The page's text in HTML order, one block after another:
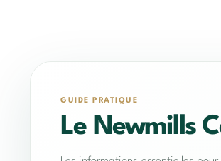
GUIDE PRATIQUE
Le Newmills